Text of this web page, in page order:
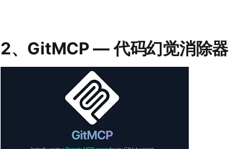
2、GitMCP — 代码幻觉消除器